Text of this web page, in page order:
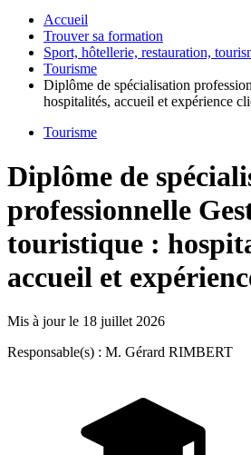
Accueil
Trouver sa formation
Sport, hôtellerie, restauration,
Tourisme
Diplôme de spécialisation
hospitalités, accueil et expérience
Tourisme
Diplôme de
professionnelle
touristique :
accueil et
Mis à jour le 18 juillet 2026
Responsable(s) : M. Gérard RIMBERT